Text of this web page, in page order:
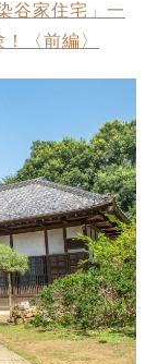
谷家住宅」一
〈前編〉